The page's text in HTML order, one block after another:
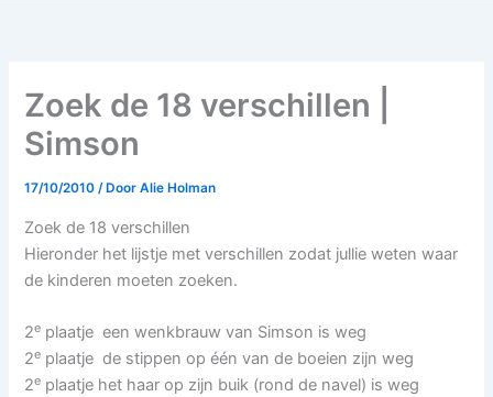
Zoek de 18 verschillen |
Simson
17/10/2010/ DoorAlie Holman
Zoek de 18 verschillen
Hieronder het lijstje met verschillen zodat jullie weten waar
de kinderen moeten zoeken.
2e plaatje een wenkbrauw van Simson is weg
2e plaatje de stippen op één van de boeien zijn weg
2e plaatje het haar op zijn buik (rond de navel) is weg